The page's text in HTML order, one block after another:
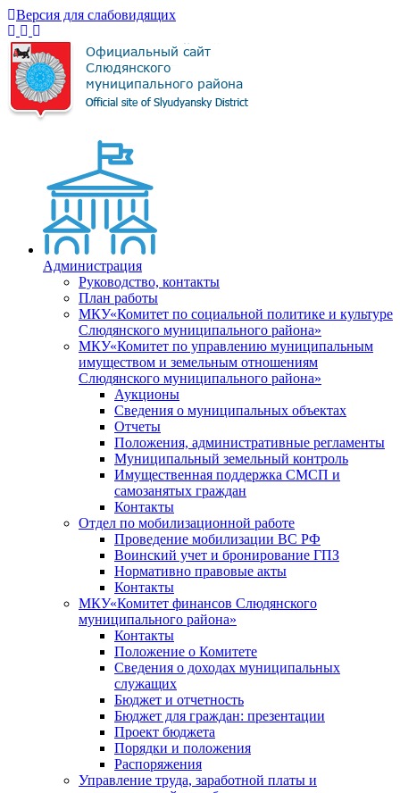
Версия для слабовидящих
Администрация
Руководство, контакты
План работы
МКУ«Комитет по социальной политике и культуре
Слюдянского муниципального района»
МКУ«Комитет по управлению муниципальным
имуществом и земельным отношениям
Слюдянского муниципального района»
Аукционы
Сведения о муниципальных объектах
Отчеты
Положения, административные регламенты
Муниципальный земельный контроль
Имущественная поддержка СМСП и
самозанятых граждан
Контакты
Отдел по мобилизационной работе
Проведение мобилизации ВС РФ
Воинский учет и бронирование ГПЗ
Нормативно правовые акты
Контакты
МКУ«Комитет финансов Слюдянского
муниципального района»
Контакты
Положение о Комитете
Сведения о доходах муниципальных
служащих
Бюджет и отчетность
Бюджет для граждан: презентации
Проект бюджета
Порядки и положения
Распоряжения
Управление труда, заработной платы и